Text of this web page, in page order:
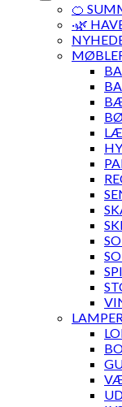
🍊
·🌿